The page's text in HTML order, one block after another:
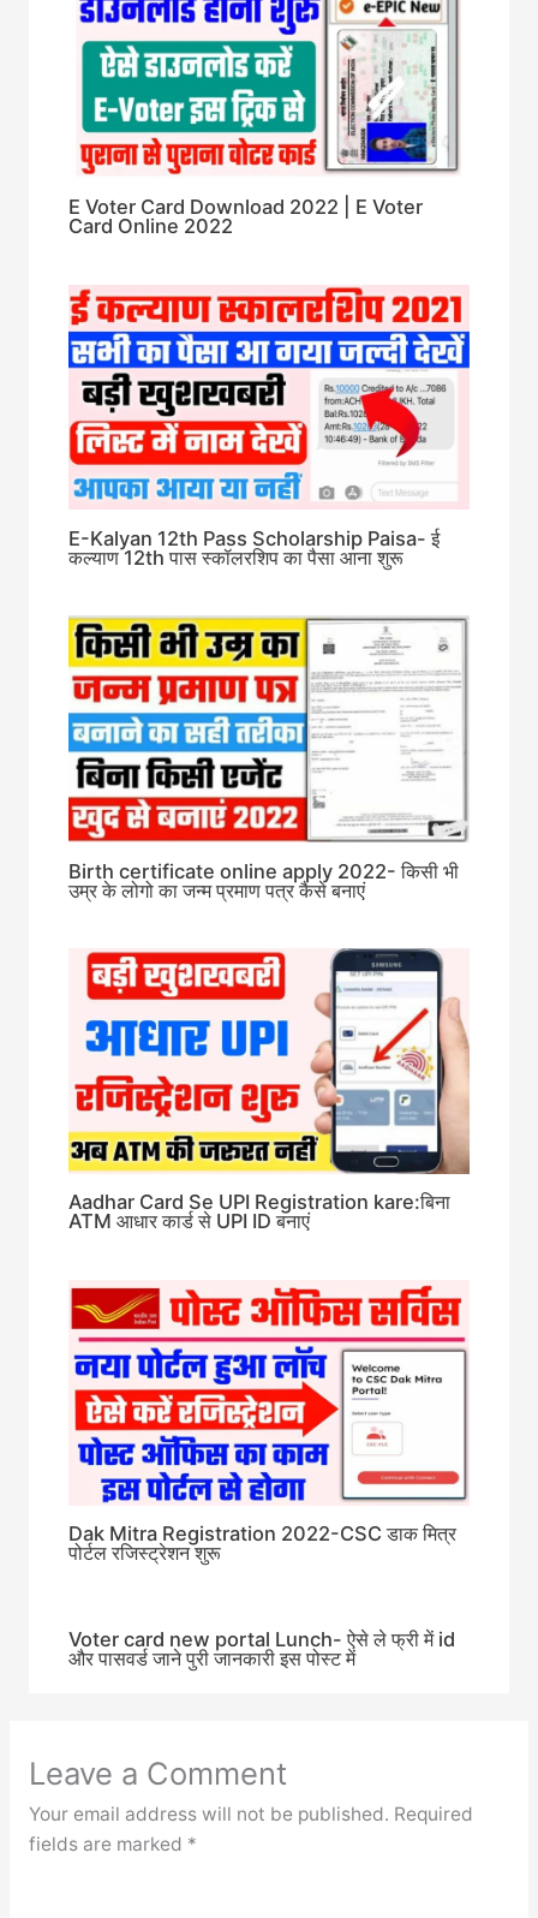
E Voter Card Download 2022 | E Voter
Card Online 2022
E-Kalyan 12th Pass Scholarship Paisa- ई
कल्याण 12th पास स्कॉलरशिप का पैसा आना शुरू
Birth certificate online apply 2022- किसी भी
उम्र के लोगो का जन्म प्रमाण पत्र कैसे बनाएं
Aadhar Card Se UPI Registration kare:बिना
ATM आधार कार्ड से UPI ID बनाएं
Dak Mitra Registration 2022-CSC डाक मित्र
पोर्टल रजिस्ट्रेशन शुरू
Voter card new portal Lunch- ऐसे ले फ्री में id
और पासवर्ड जाने पुरी जानकारी इस पोस्ट में
Leave a Comment
Your email address will not be published. Required
fields are marked *